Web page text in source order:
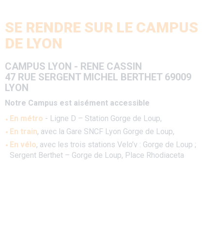
SE RENDRE SUR LE CAMPUS
DE LYON
CAMPUS LYON - RENE CASSIN
47 RUE SERGENT MICHEL BERTHET 69009
LYON
Notre Campus est aisément accessible
En métro - Ligne D – Station Gorge de Loup,
En train, avec la Gare SNCF Lyon Gorge de Loup,
En vélo, avec les trois stations Velo’v : Gorge de Loup ;
Sergent Berthet – Gorge de Loup, Place Rhodiaceta